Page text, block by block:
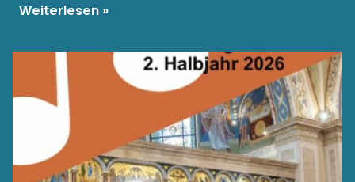
Weiterlesen